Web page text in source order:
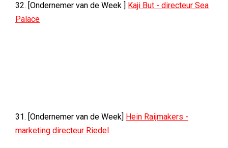
32. [Ondernemer van de Week ] Kaji But - directeur Sea
Palace
31. [Ondernemer van de Week] Hein Raijmakers -
marketing directeur Riedel